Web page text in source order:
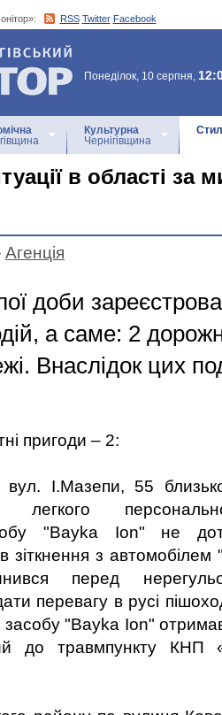
RSS Twitter Facebook
Понеділок, 10 серпня,
Культурна
Чернігівщина
в області за
Агенцiя
доби
а саме: 2
Внаслідок цих
пригоди – 2:
вул. І.Мазепи, 55
легкого
"Bayka Ion" не
зіткнення з
перед
перевагу в русі
засобу "Bayka Ion"
до травмпункту КНП